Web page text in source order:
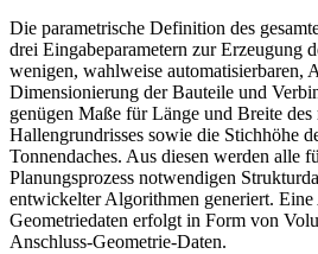
Die parametrische Definition des
drei Eingabeparametern zur Erzeugung
wenigen, wahlweise automatisierbaren,
Dimensionierung der Bauteile und
genügen Maße für Länge und Breite des
Hallengrundrisses sowie die Stichhöhe
Tonnendaches. Aus diesen werden alle
Planungsprozess notwendigen
entwickelter Algorithmen generiert. Eine
Geometriedaten erfolgt in Form von
Anschluss-Geometrie-Daten.